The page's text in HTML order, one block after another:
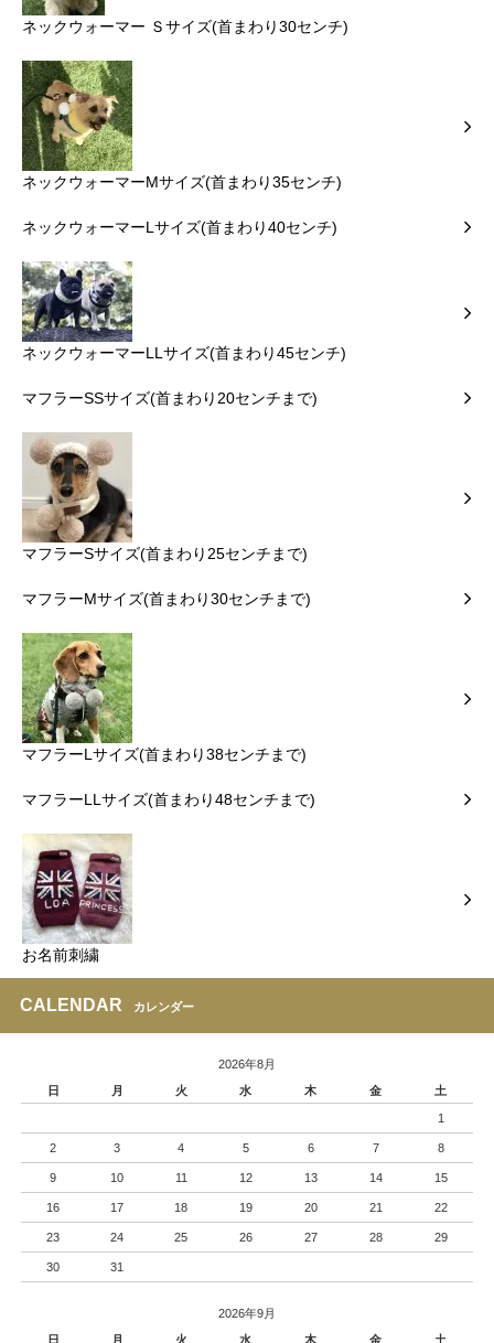
ネックウォーマー Ｓサイズ(首まわり30センチ)
ネックウォーマーMサイズ(首まわり35センチ)
ネックウォーマーLサイズ(首まわり40センチ)
ネックウォーマーLLサイズ(首まわり45センチ)
マフラーSSサイズ(首まわり20センチまで)
マフラーSサイズ(首まわり25センチまで)
マフラーMサイズ(首まわり30センチまで)
マフラーLサイズ(首まわり38センチまで)
マフラーLLサイズ(首まわり48センチまで)
お名前刺繍
CALENDAR カレンダー
2026年8月
日
月 火 水 木 金 土
1
2 3 4 5 6 7 8
9 10 11 12 13 14 15
16 17 18 19 20 21 22
23 24 25 26 27 28 29
30 31
2026年9月
日
月 火 水 木 金 土